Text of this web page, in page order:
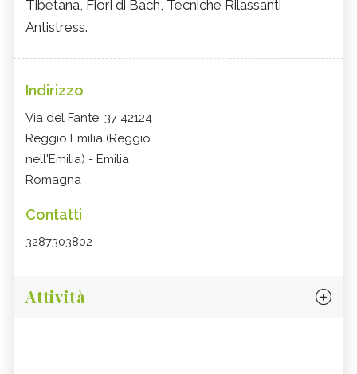
Tibetana, Fiori di Bach, Tecniche Rilassanti
Antistress.
Indirizzo
Via del Fante, 37 42124
Reggio Emilia (Reggio
nell'Emilia) - Emilia
Romagna
Contatti
3287303802
Attività